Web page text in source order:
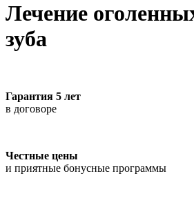
Лечение
зуба
Гарантия 5 лет
в договоре
Честные цены
и приятные бонусные программы